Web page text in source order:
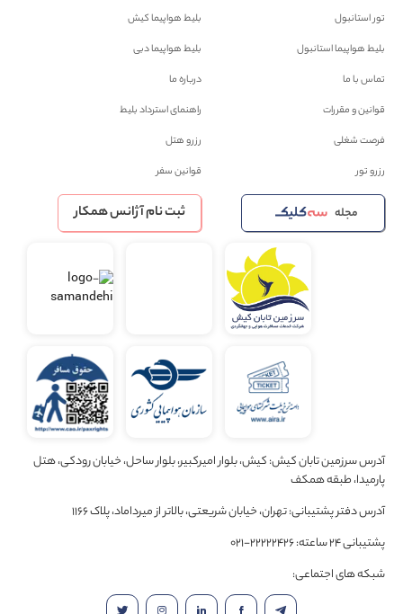
تور استانبول
بلیط هواپیما کیش
بلیط هواپیما استانبول
بلیط هواپیما دبی
تماس با ما
درباره ما
قوانین و مقررات
راهنمای استرداد بلیط
فرصت شغلی
رزرو هتل
رزرو تور
قوانین سفر
مجله ثبت نام آژانس همکار
آدرس سرزمین تابان کیش: کیش، بلوار امیرکبیر، بلوار ساحل، خیابان رودکی، هتل
پارمیدا، طبقه همکف
آدرس دفتر پشتیبانی: تهران، خیابان شریعتی، بالاتر از میرداماد، پلاک 1166
پشتیبانی 24 ساعته: 22222426-021
شبکه های اجتماعی: